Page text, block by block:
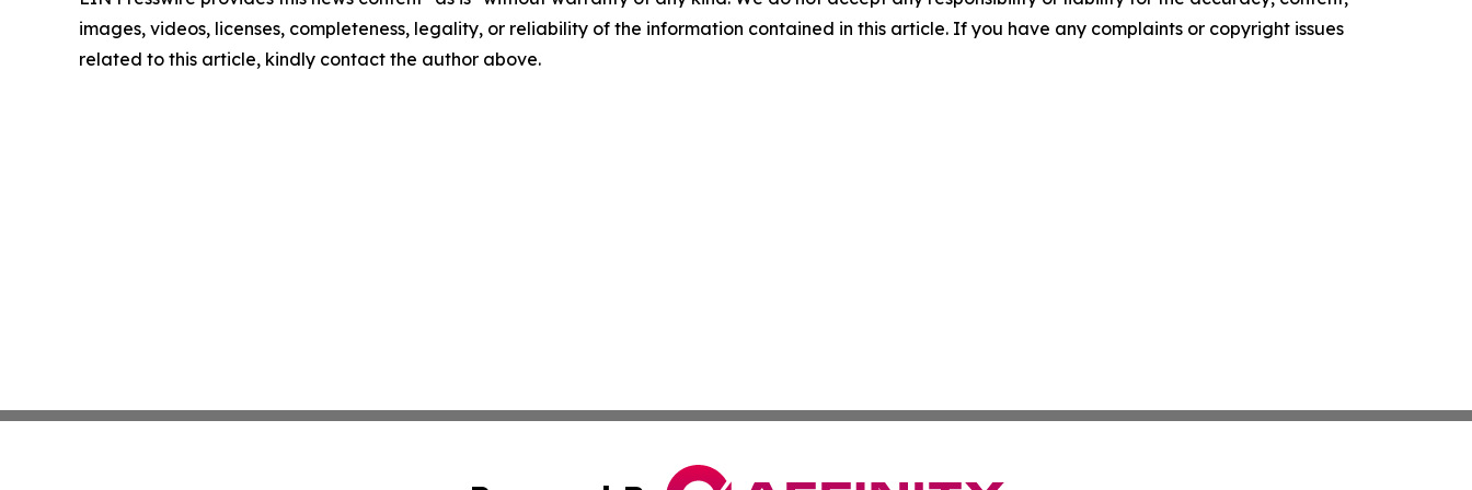
images, videos, licenses, completeness, legality, or reliability of the information contained in this article. If you have any complaints or copyright issues
related to this article, kindly contact the author above.